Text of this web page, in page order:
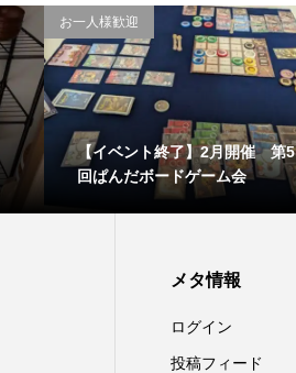
お一人様歓迎
【イベント終了】2月開催 第5
回ぱんだボードゲーム会
メタ情報
ログイン
投稿フィード